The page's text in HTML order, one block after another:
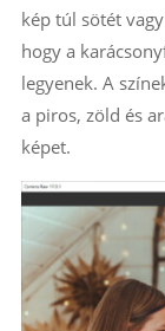
kép túl sötét
hogy a
legyenek. A
a piros, zöld és
képet.